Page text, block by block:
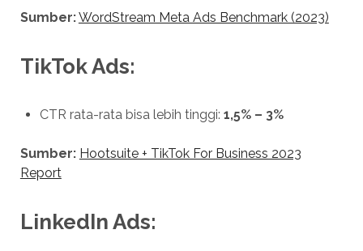
Sumber:WordStream Meta Ads Benchmark (2023)
TikTok Ads:
CTR rata-rata bisa lebih tinggi: 1,5% – 3%
Sumber: Hootsuite + TikTok For Business 2023
Report
LinkedIn Ads: